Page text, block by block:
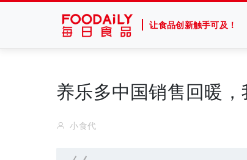
让食品创新触手可及！
养乐多中国销售回暖
小食代